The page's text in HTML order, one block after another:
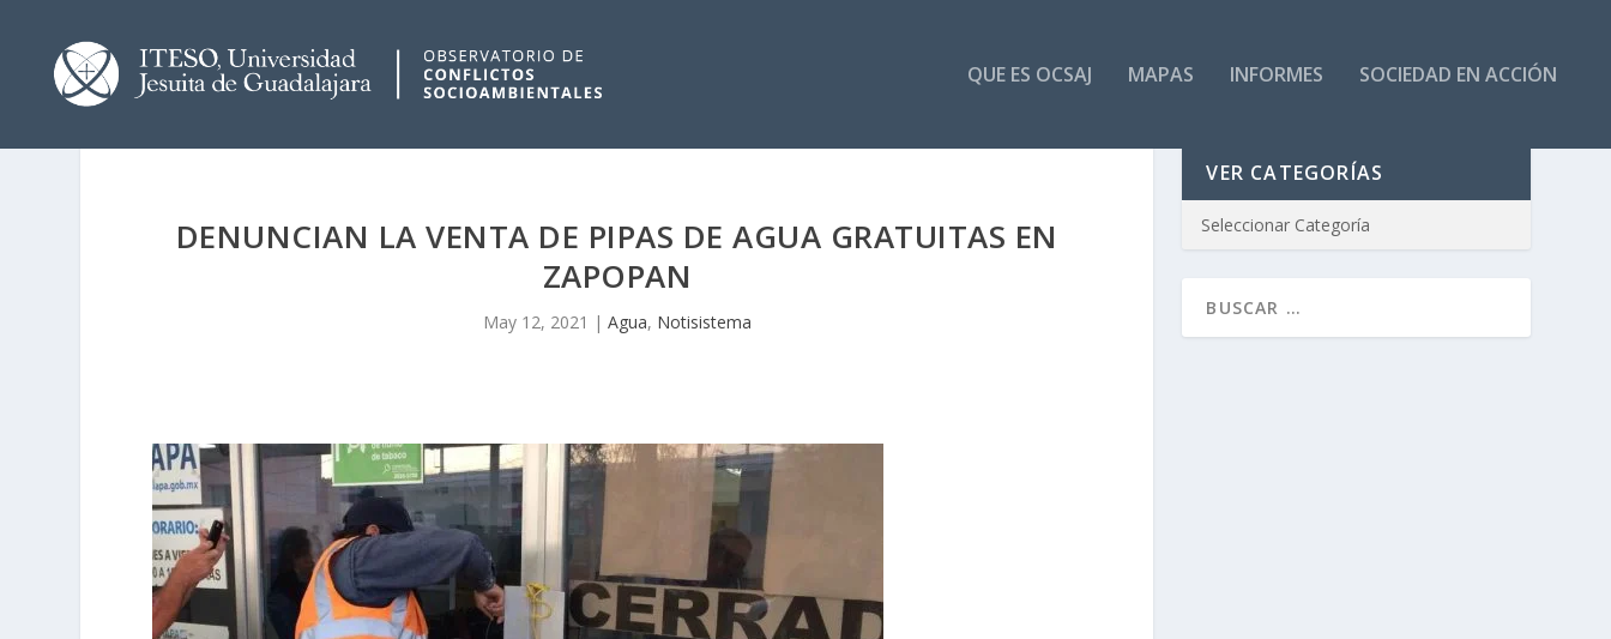
QUE ES OCSAJ MAPAS INFORMES SOCIEDAD EN ACCIÓN
DENUNCIAN LA VENTA DE PIPAS DE AGUA GRATUITAS EN
ZAPOPAN
May 12, 2021 | Agua, Notisistema
VER CATEGORÍAS